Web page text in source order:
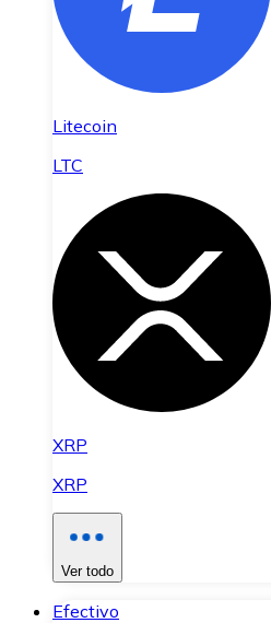
Litecoin
LTC
XRP
XRP
Ver todo
Efectivo